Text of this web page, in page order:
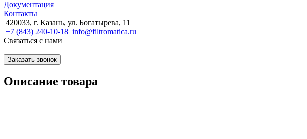
Документация
Контакты
420033, г. Казань, ул. Богатырева, 11
+7 (843) 240-10-18 info@filtromatica.ru
Связаться с нами
Заказать звонок
Описание товара